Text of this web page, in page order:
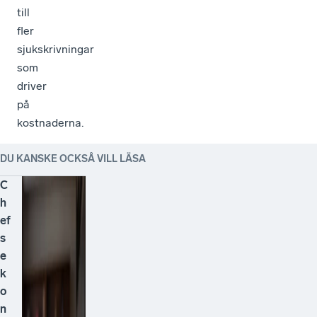
till
fler
sjukskrivningar
som
driver
på
kostnaderna.
DU KANSKE OCKSÅ VILL LÄSA
C
h
ef
s
e
k
o
n